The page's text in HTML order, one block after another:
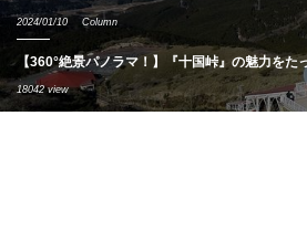
2024/01/10 Column
【360°絶景パノラマ！】『十国峠』の魅力をた
18042 view